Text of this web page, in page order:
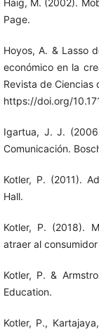
Haig, M. (2002).
Page.
Hoyos, A. & Lasso
económico en la
Revista de Ciencias
https://doi.org/
Igartua, J. J.
Comunicación.
Kotler, P. (2011).
Hall.
Kotler, P. (2018).
atraer al
Kotler, P. &
Education.
Kotler, P.,